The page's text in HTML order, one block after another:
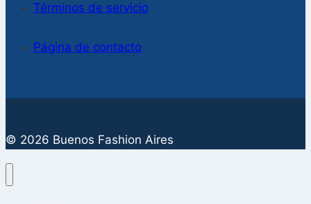
Términos de servicio
Página de contacto
© 2026 Buenos Fashion Aires